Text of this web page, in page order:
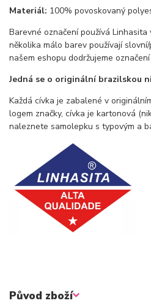
Materiál: 100% povoskovaný
Barevné označení používá
několika málo barev používají
našem eshopu dodržujeme
Jedná se o originální brazilskou
Každá cívka je zabalené v
logem značky, cívka je kartonová
naleznete samolepku s typovým a
Původ zboží